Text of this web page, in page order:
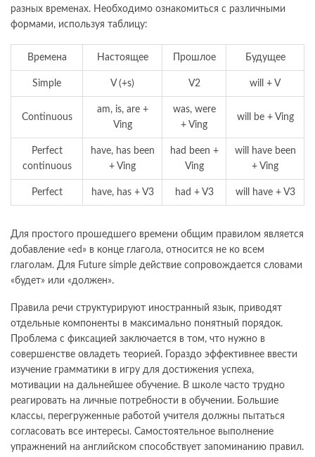
разных временах. Необходимо ознакомиться с различными
формами, используя таблицу:
Времена Настоящее Прошлое Будущее
Simple V (+s) V2 will + V
Continuous
am, is, are +
Ving
was, were
+ Ving
will be + Ving
Perfect
continuous
have, has been
+ Ving
had been +
Ving
will have been
+ Ving
Perfect have, has + V3 had + V3 will have + V3
Для простого прошедшего времени общим правилом является
добавление «ed» в конце глагола, относится не ко всем
глаголам. Для Future simple действие сопровождается словами
«будет» или «должен».
Правила речи структурируют иностранный язык, приводят
отдельные компоненты в максимально понятный порядок.
Проблема с фиксацией заключается в том, что нужно в
совершенстве овладеть теорией. Гораздо эффективнее ввести
изучение грамматики в игру для достижения успеха,
мотивации на дальнейшее обучение. В школе часто трудно
реагировать на личные потребности в обучении. Большие
классы, перегруженные работой учителя должны пытаться
согласовать все интересы. Самостоятельное выполнение
упражнений на английском способствует запоминанию правил.